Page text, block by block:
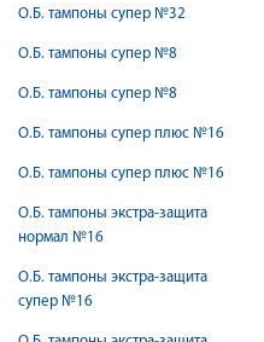
О.Б. тампоны супер №32
О.Б. тампоны супер №8
О.Б. тампоны супер №8
О.Б. тампоны супер плюс №16
О.Б. тампоны супер плюс №16
О.Б. тампоны экстра-защита
нормал №16
О.Б. тампоны экстра-защита
супер №16